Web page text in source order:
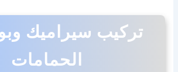
تركيب سيراميك
الحمامات